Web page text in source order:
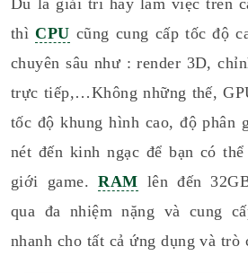
Dù là giải trí hay làm việc trên
thìCPU cũng cung cấp tốc độ
chuyên sâu như : render 3D,
trực tiếp,…Không những thế,
tốc độ khung hình cao, độ phân
nét đến kinh ngạc để bạn có
giới game.RAM lên đến
qua đa nhiệm nặng và cung
nhanh cho tất cả ứng dụng và trò